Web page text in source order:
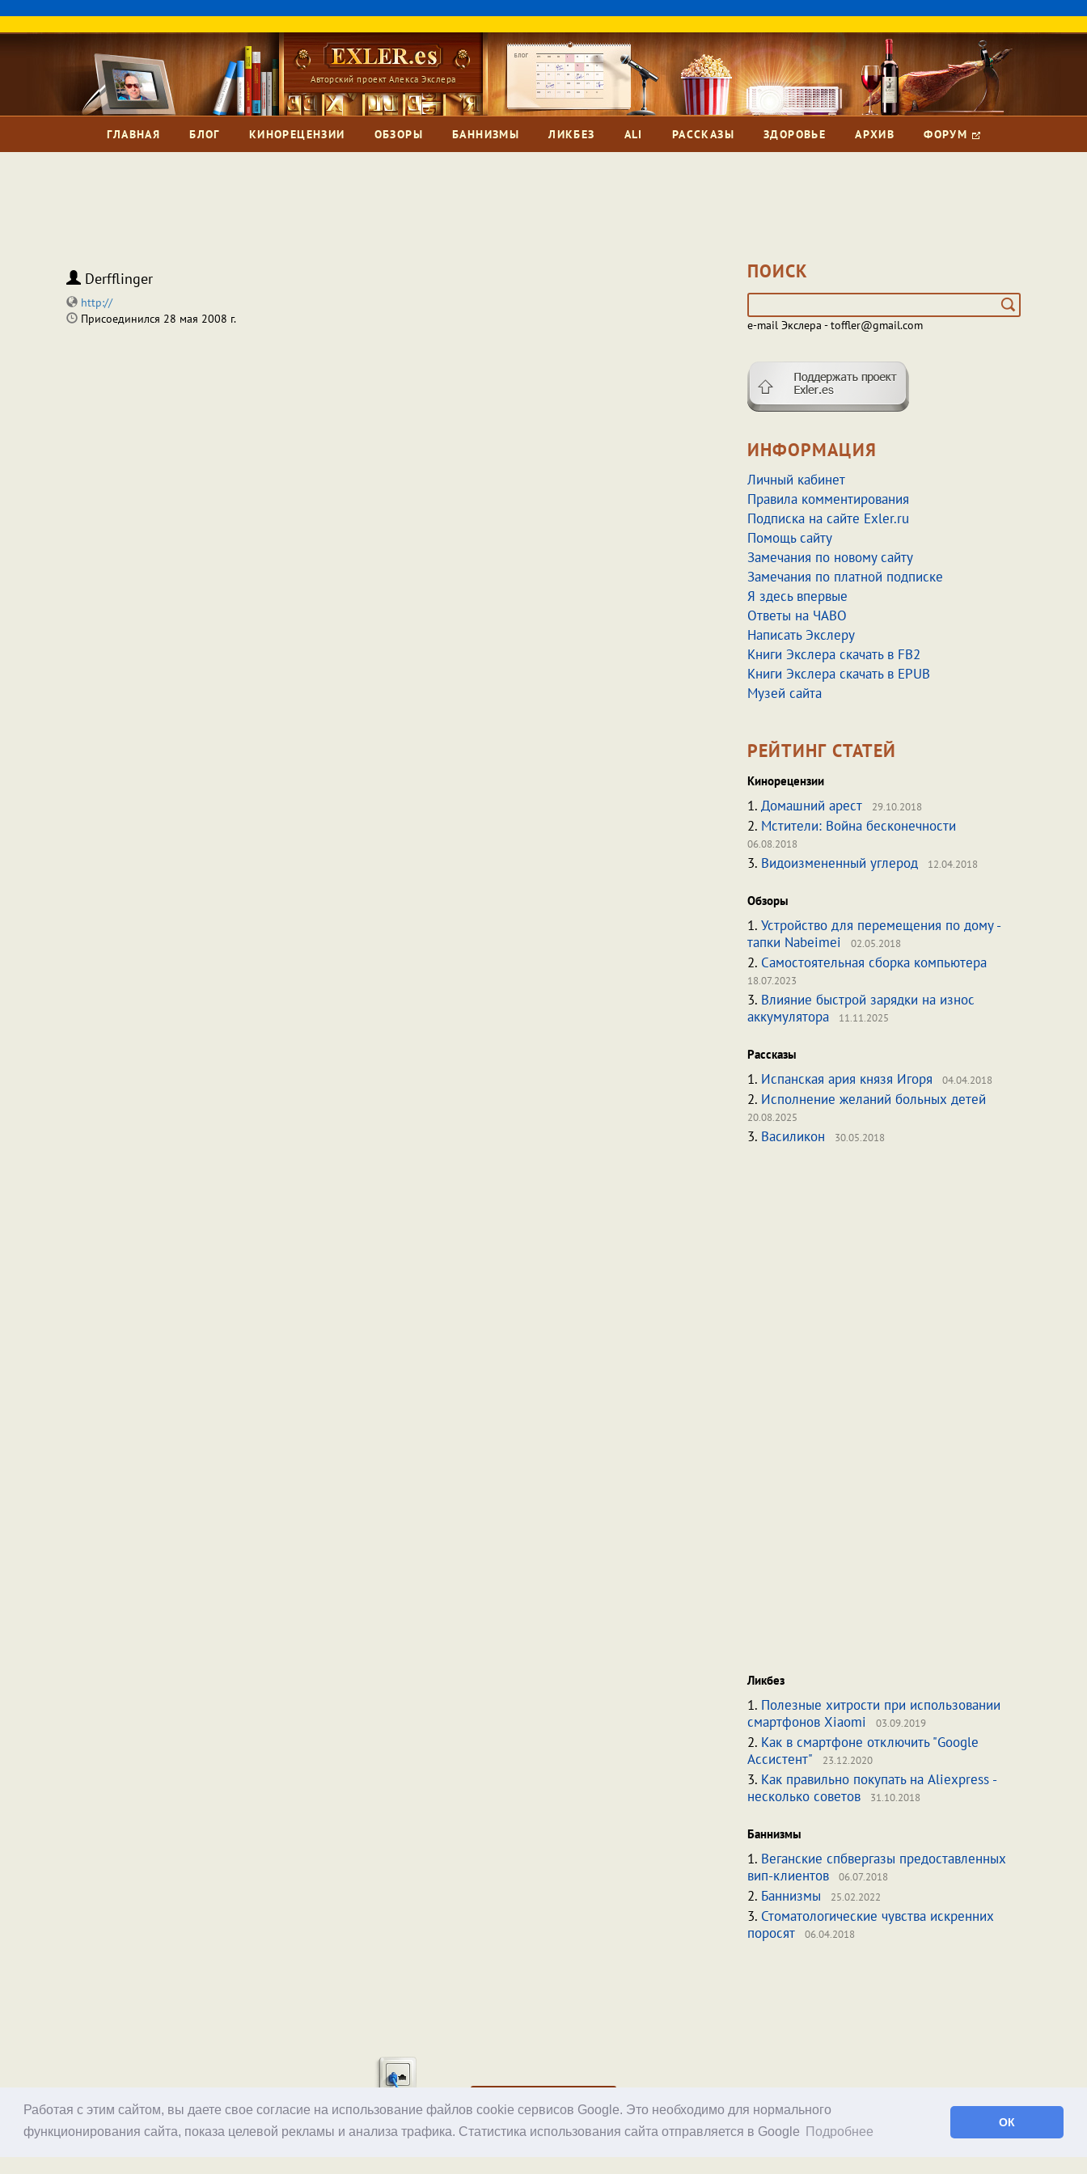
Работая с этим сайтом, вы даете свое согласие на использование файлов cookie сервисов Google. Это необходимо для нормального
функционирования сайта, показа целевой рекламы и анализа трафика. Статистика использования сайта отправляется в Google
Подробнее
ОК
Авторский проект Алекса Экслера
ГЛАВНАЯ БЛОГ КИНОРЕЦЕНЗИИ ОБЗОРЫ БАННИЗМЫ ЛИКБЕЗ ALI РАССКАЗЫ ЗДОРОВЬЕ АРХИВ ФОРУМ
Derfflinger
http://
Присоединился 28 мая 2008 г.
ПОИСК
e-mail Экслера - toffler@gmail.com
ИНФОРМАЦИЯ
Личный кабинет
Правила комментирования
Подписка на сайте Exler.ru
Помощь сайту
Замечания по новому сайту
Замечания по платной подписке
Я здесь впервые
Ответы на ЧАВО
Написать Экслеру
Книги Экслера скачать в FB2
Книги Экслера скачать в EPUB
Музей сайта
РЕЙТИНГ СТАТЕЙ
Кинорецензии
1. Домашний арест 29.10.2018
2. Мстители: Война бесконечности
06.08.2018
3. Видоизмененный углерод 12.04.2018
Обзоры
1. Устройство для перемещения по дому -
тапки Nabeimei
02.05.2018
2. Самостоятельная сборка компьютера
18.07.2023
3. Влияние быстрой зарядки на износ
аккумулятора
11.11.2025
Рассказы
1. Испанская ария князя Игоря 04.04.2018
2. Исполнение желаний больных детей
20.08.2025
3. Василикон 30.05.2018
Ликбез
1. Полезные хитрости при использовании
смартфонов Xiaomi
03.09.2019
2. Как в смартфоне отключить "Google
Ассистент"
23.12.2020
3. Как правильно покупать на Aliexpress -
несколько советов
31.10.2018
Баннизмы
1. Веганские спбвергазы предоставленных
вип-клиентов
06.07.2018
2. Баннизмы 25.02.2022
3. Стоматологические чувства искренних
поросят
06.04.2018
© 1998–2026 Alex Exler RSS блога